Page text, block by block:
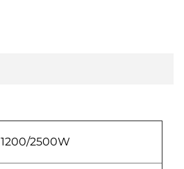
1200/2500W